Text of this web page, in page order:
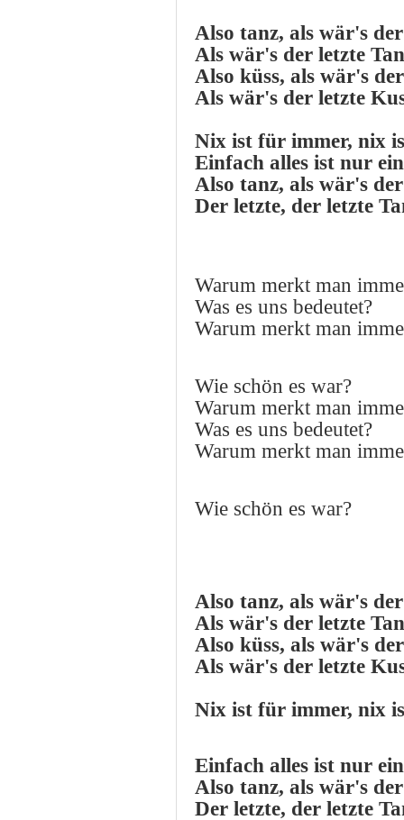
Also tanz, als wär's
Als wär's der letzte
Also küss, als wär's
Als wär's der letzte
Nix ist für immer, nix
Einfach alles ist nur
Also tanz, als wär's
Der letzte, der letzte
Warum merkt man
Was es uns bedeutet?
Warum merkt man
Wie schön es war?
Warum merkt man
Was es uns bedeutet?
Warum merkt man
Wie schön es war?
Also tanz, als wär's
Als wär's der letzte
Also küss, als wär's
Als wär's der letzte
Nix ist für immer, nix
Einfach alles ist nur
Also tanz, als wär's
Der letzte, der letzte